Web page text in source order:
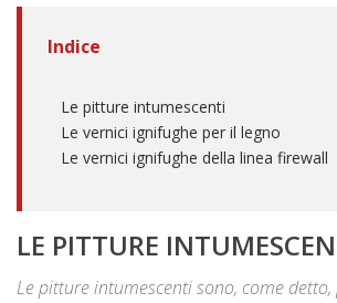
Indice
Le pitture intumescenti
Le vernici ignifughe per il legno
Le vernici ignifughe della linea firewall
LE PITTURE
Le pitture intumescenti sono, come